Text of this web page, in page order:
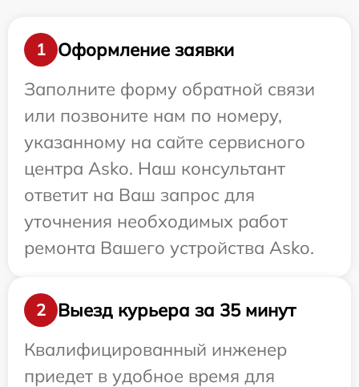
1
Оформление заявки
Заполните форму обратной связи
или позвоните нам по номеру,
указанному на сайте сервисного
центра Asko. Наш консультант
ответит на Ваш запрос для
уточнения необходимых работ
ремонта Вашего устройства Asko.
2
Выезд курьера за 35 минут
Квалифицированный инженер
приедет в удобное время для